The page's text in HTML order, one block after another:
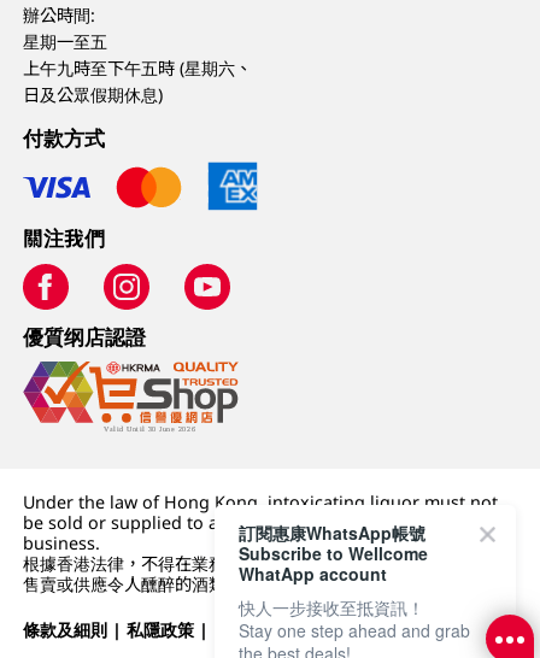
辦公時間:
星期一至五
上午九時至下午五時 (星期六、
日及公眾假期休息)
付款方式
關注我們
優質纲店認證
Under the law of Hong Kong, intoxicating liquor must not
be sold or supplied to a minor (under 18) in the course of
business.
根據香港法律，不得在業務過程中，向未成年人 (18 歲以下人士)
售賣或供應令人醺醉的酒類。
條款及細則 |私隱政策 | DFI零售集團
訂閱惠康WhatsApp帳號
Subscribe to Wellcome
WhatApp account
快人一步接收至抵資訊！
Stay one step ahead and grab
the best deals!